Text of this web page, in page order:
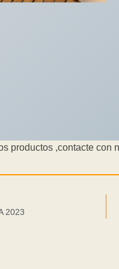
productos ,contacte con
2023